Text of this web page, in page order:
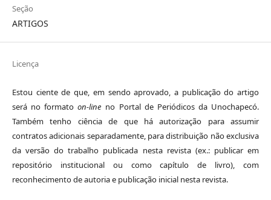
Seção
ARTIGOS
Licença
Estou ciente de que, em sendo aprovado, a publicação do artigo
será no formatoon-line no Portal de Periódicos da Unochapecó.
Também tenho ciência de que há autorização para assumir
contratos adicionais separadamente, para distribuição não exclusiva
da versão do trabalho publicada nesta revista (ex.: publicar em
repositório institucional ou como capítulo de livro), com
reconhecimento de autoria e publicação inicial nesta revista.